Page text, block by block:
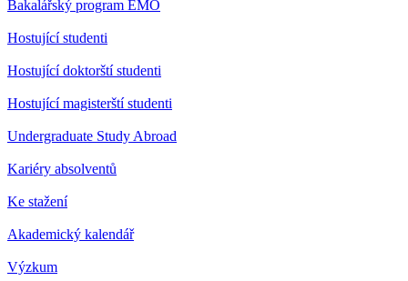
Bakalářský program EMO
Hostující studenti
Hostující doktorští studenti
Hostující magisterští studenti
Undergraduate Study Abroad
Kariéry absolventů
Ke stažení
Akademický kalendář
Výzkum